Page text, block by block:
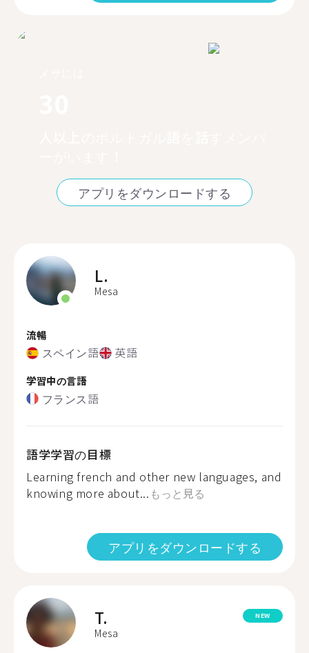
アプリをダウンロードする
L.
Mesa
流暢
スペイン語 英語
学習中の言語
フランス語
語学学習の目標
Learning french and other new languages, and
knowing more about... もっと見る
アプリをダウンロードする
T.
Mesa
NEW